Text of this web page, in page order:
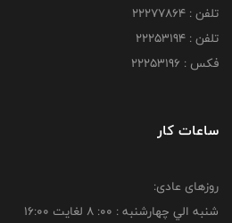
تلفن : 22277864
تلفن : 22253194
فکس : 22253196
ساعات کار
روزهای عادی:
شنبه الي چهارشنبه : 00: 8 لغايت 16:00